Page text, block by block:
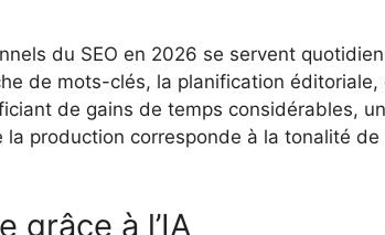
du SEO en 2026 se servent
de mots-clés, la planification éditoriale,
de gains de temps considérables,
production corresponde à la tonalité
grâce à l’IA